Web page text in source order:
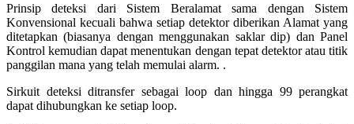
Prinsip deteksi dari Sistem Beralamat sama dengan Sistem
Konvensional kecuali bahwa setiap detektor diberikan Alamat yang
ditetapkan (biasanya dengan menggunakan saklar dip) dan Panel
Kontrol kemudian dapat menentukan dengan tepat detektor atau titik
panggilan mana yang telah memulai alarm. .
Sirkuit deteksi ditransfer sebagai loop dan hingga 99 perangkat
dapat dihubungkan ke setiap loop.